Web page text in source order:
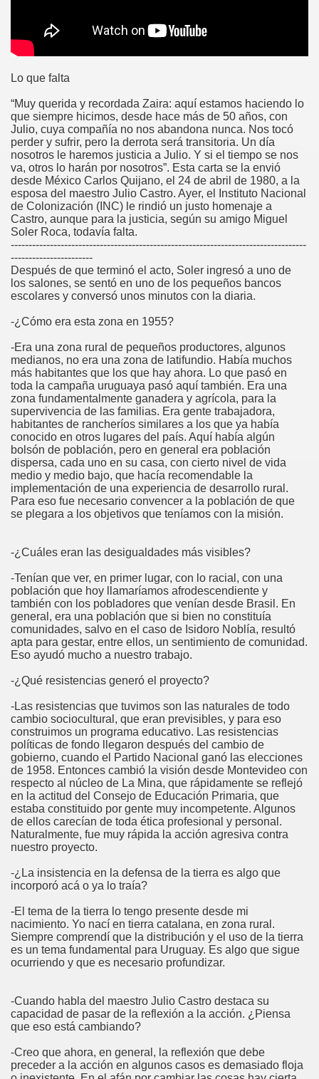
Lo que falta
“Muy querida y recordada Zaira: aquí estamos haciendo lo
que siempre hicimos, desde hace más de 50 años, con
Julio, cuya compañía no nos abandona nunca. Nos tocó
perder y sufrir, pero la derrota será transitoria. Un día
nosotros le haremos justicia a Julio. Y si el tiempo se nos
va, otros lo harán por nosotros”. Esta carta se la envió
desde México Carlos Quijano, el 24 de abril de 1980, a la
esposa del maestro Julio Castro. Ayer, el Instituto Nacional
de Colonización (INC) le rindió un justo homenaje a
Castro, aunque para la justicia, según su amigo Miguel
Soler Roca, todavía falta.
-----------------------------------------------------------------------------------
-----------------------
Después de que terminó el acto, Soler ingresó a uno de
los salones, se sentó en uno de los pequeños bancos
escolares y conversó unos minutos con la diaria.
-¿Cómo era esta zona en 1955?
-Era una zona rural de pequeños productores, algunos
medianos, no era una zona de latifundio. Había muchos
más habitantes que los que hay ahora. Lo que pasó en
toda la campaña uruguaya pasó aquí también. Era una
zona fundamentalmente ganadera y agrícola, para la
supervivencia de las familias. Era gente trabajadora,
habitantes de rancheríos similares a los que ya había
conocido en otros lugares del país. Aquí había algún
bolsón de población, pero en general era población
dispersa, cada uno en su casa, con cierto nivel de vida
medio y medio bajo, que hacía recomendable la
implementación de una experiencia de desarrollo rural.
Para eso fue necesario convencer a la población de que
se plegara a los objetivos que teníamos con la misión.
-¿Cuáles eran las desigualdades más visibles?
-Tenían que ver, en primer lugar, con lo racial, con una
población que hoy llamaríamos afrodescendiente y
también con los pobladores que venían desde Brasil. En
general, era una población que si bien no constituía
comunidades, salvo en el caso de Isidoro Noblía, resultó
apta para gestar, entre ellos, un sentimiento de comunidad.
Eso ayudó mucho a nuestro trabajo.
-¿Qué resistencias generó el proyecto?
-Las resistencias que tuvimos son las naturales de todo
cambio sociocultural, que eran previsibles, y para eso
construimos un programa educativo. Las resistencias
políticas de fondo llegaron después del cambio de
gobierno, cuando el Partido Nacional ganó las elecciones
de 1958. Entonces cambió la visión desde Montevideo con
respecto al núcleo de La Mina, que rápidamente se reflejó
en la actitud del Consejo de Educación Primaria, que
estaba constituido por gente muy incompetente. Algunos
de ellos carecían de toda ética profesional y personal.
Naturalmente, fue muy rápida la acción agresiva contra
nuestro proyecto.
-¿La insistencia en la defensa de la tierra es algo que
incorporó acá o ya lo traía?
-El tema de la tierra lo tengo presente desde mi
nacimiento. Yo nací en tierra catalana, en zona rural.
Siempre comprendí que la distribución y el uso de la tierra
es un tema fundamental para Uruguay. Es algo que sigue
ocurriendo y que es necesario profundizar.
-Cuando habla del maestro Julio Castro destaca su
capacidad de pasar de la reflexión a la acción. ¿Piensa
que eso está cambiando?
-Creo que ahora, en general, la reflexión que debe
preceder a la acción en algunos casos es demasiado floja